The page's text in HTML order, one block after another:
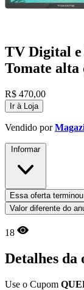
TV Digital e
Tomate alta
R$ 470,00
Ir à Loja
Vendido por
Informar
Essa oferta terminou
Valor diferente do
18
Detalhes da
Use o Cupom